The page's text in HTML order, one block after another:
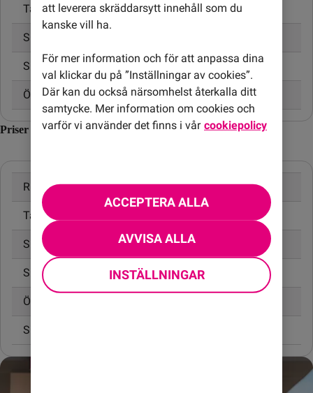
Ta emot samtal 10,00 kr/min
Skicka SMS
Skicka MMS 6,95 kr
Öppningsavgift 0,99 kr
Priser inom Jamaica
Ringa samtal 20,00 kr/min
Ta emot samtal
Skicka SMS 4,95 kr
Skicka MMS 6,95 kr
Öppningsavgift
Surfa utan surfpaket
att leverera skräddarsytt innehåll som du
kanske vill ha.
För mer information och för att anpassa dina
val klickar du på ”Inställningar av cookies”.
Där kan du också närsomhelst återkalla ditt
samtycke. Mer information om cookies och
varför vi använder det finns i vår cookiepolicy
ACCEPTERA ALLA
AVVISA ALLA
INSTÄLLNINGAR